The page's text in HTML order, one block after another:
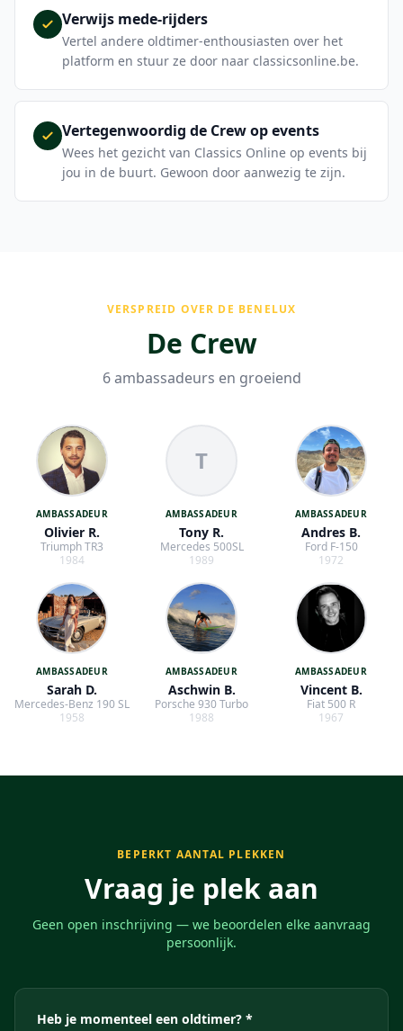
Verwijs mede-rijders
Vertel andere oldtimer-enthousiasten over het
platform en stuur ze door naar classicsonline.be.
Vertegenwoordig de Crew op events
Wees het gezicht van Classics Online op events bij
jou in de buurt. Gewoon door aanwezig te zijn.
VERSPREID OVER DE BENELUX
De Crew
6ambassadeurs en groeiend
AMBASSADEUR
Olivier R.
TriumphTR3
1984
T
AMBASSADEUR
Tony R.
Mercedes 500SL
1989
AMBASSADEUR
Andres B.
Ford F-150
1972
AMBASSADEUR
Sarah D.
Mercedes-Benz 190 SL
1958
AMBASSADEUR
Aschwin B.
Porsche 930 Turbo
1988
AMBASSADEUR
Vincent B.
Fiat 500 R
1967
BEPERKT AANTAL PLEKKEN
Vraag je plek aan
Geen open inschrijving — we beoordelen elke aanvraag
persoonlijk.
Heb je momenteel een oldtimer? *